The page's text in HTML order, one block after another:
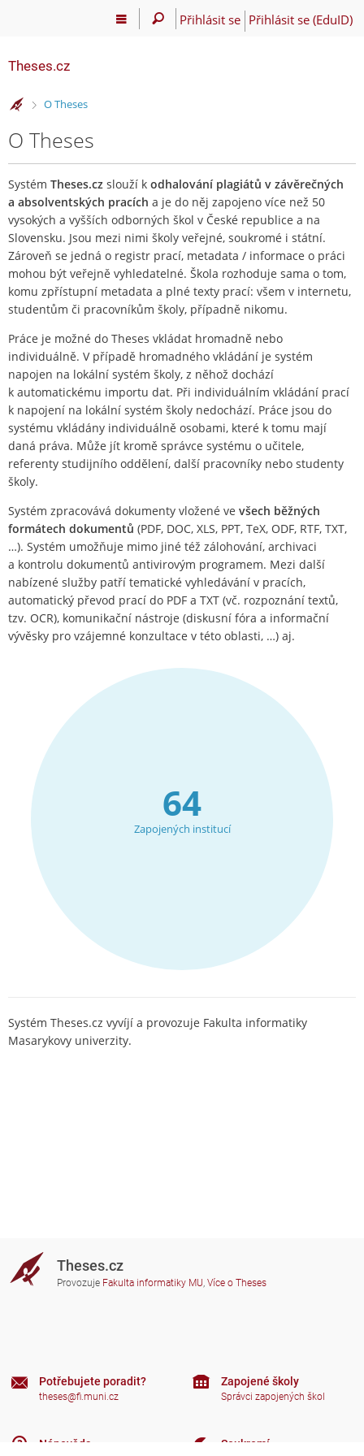
Přihlásit se Přihlásit se (EduID)
Theses.cz
>
O Theses
O Theses
Systém Theses.cz slouží k odhalování plagiátů v závěrečných
a absolventských pracích a je do něj zapojeno více než 50
vysokých a vyšších odborných škol v České republice a na
Slovensku. Jsou mezi nimi školy veřejné, soukromé i státní.
Zároveň se jedná o registr prací, metadata / informace o práci
mohou být veřejně vyhledatelné. Škola rozhoduje sama o tom,
komu zpřístupní metadata a plné texty prací: všem v internetu,
studentům či pracovníkům školy, případně nikomu.
Práce je možné do Theses vkládat hromadně nebo
individuálně. V případě hromadného vkládání je systém
napojen na lokální systém školy, z něhož dochází
k automatickému importu dat. Při individuálním vkládání prací
k napojení na lokální systém školy nedochází. Práce jsou do
systému vkládány individuálně osobami, které k tomu mají
daná práva. Může jít kromě správce systému o učitele,
referenty studijního oddělení, další pracovníky nebo studenty
školy.
Systém zpracovává dokumenty vložené ve všech běžných
formátech dokumentů (PDF, DOC, XLS, PPT, TeX, ODF, RTF, TXT,
…). Systém umožňuje mimo jiné též zálohování, archivaci
a kontrolu dokumentů antivirovým programem. Mezi další
nabízené služby patří tematické vyhledávání v pracích,
automatický převod prací do PDF a TXT (vč. rozpoznání textů,
tzv. OCR), komunikační nástroje (diskusní fóra a informační
vývěsky pro vzájemné konzultace v této oblasti, …) aj.
64
Zapojených institucí
Systém Theses.cz vyvíjí a provozuje Fakulta informatiky
Masarykovy univerzity.
Theses.cz
Provozuje Fakulta informatiky MU, Více o Theses
Potřebujete poradit?
theses@fi.muni.cz
Nápověda
Zapojené školy
Správci zapojených škol
Soukromí